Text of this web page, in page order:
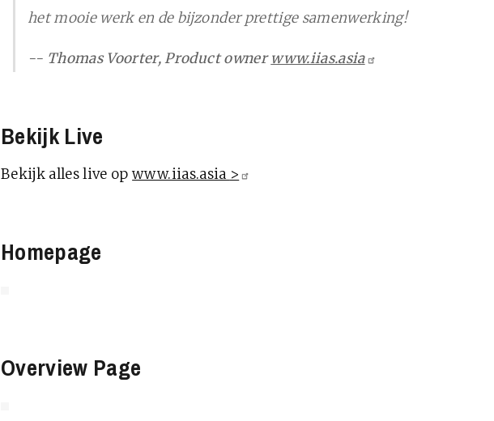
het mooie werk en de bijzonder prettige samenwerking!
-- Thomas Voorter, Product ownerwww.iias.asia
Bekijk Live
Bekijk alles live opwww.iias.asia >
Homepage
Overview Page